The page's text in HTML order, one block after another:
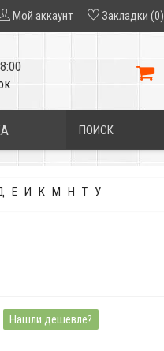
Мой аккаунт Закладки (0)
Е И К М Н Т У
Нашли дешевле?